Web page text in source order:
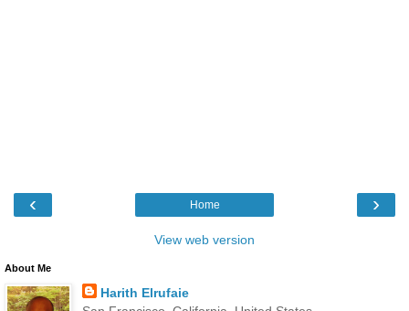
‹ ›
Home
View web version
About Me
Harith Elrufaie